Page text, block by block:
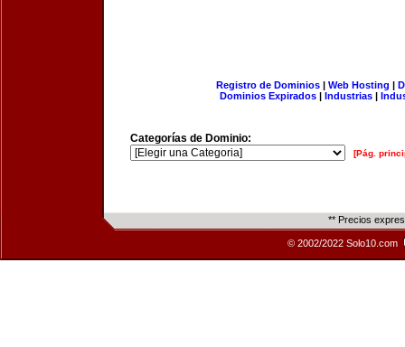
Registro de Dominios| Web Hosting |
Dominios Expirados | Industrias |
Categorías de Dominio:
[Pág.
** Precios
© 2002/2022 Solo10.com